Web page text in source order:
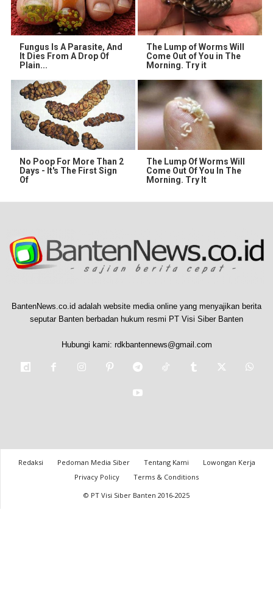
Fungus Is A Parasite, And
It Dies From A Drop Of
Plain...
The Lump of Worms Will
Come Out of You in The
Morning. Try it
No Poop For More Than 2
Days - It's The First Sign
Of
The Lump Of Worms Will
Come Out Of You In The
Morning. Try It
BantenNews.co.id adalah website media online yang menyajikan berita
seputar Banten berbadan hukum resmi PT Visi Siber Banten
Hubungi kami: rdkbantennews@gmail.com
Redaksi Pedoman Media Siber Tentang Kami
Lowongan Kerja
Privacy Policy
Terms & Conditions
© PT Visi Siber Banten 2016-2025